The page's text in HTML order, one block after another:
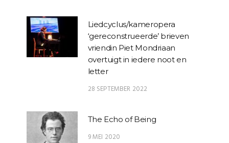
Liedcyclus/kameropera
‘gereconstrueerde’ brieven
vriendin Piet Mondriaan
overtuigt in iedere noot en
letter
28 SEPTEMBER 2022
The Echo of Being
9 MEI 2020